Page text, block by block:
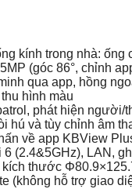
kính trong nhà: ống
(góc 86°, chỉnh
qua app, hồng
hình màu
phát hiện
hú và tùy chỉnh âm
về app KBView
(2.4&5GHz), LAN,
thước
(không hỗ trợ giao